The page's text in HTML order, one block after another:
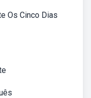
Os Cinco Dias